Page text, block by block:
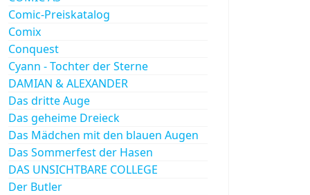
Comic-Preiskatalog
Comix
Conquest
Cyann - Tochter der Sterne
DAMIAN & ALEXANDER
Das dritte Auge
Das geheime Dreieck
Das Mädchen mit den blauen Augen
Das Sommerfest der Hasen
DAS UNSICHTBARE COLLEGE
Der Butler